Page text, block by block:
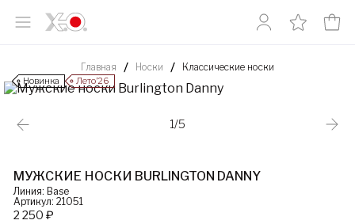
Главная Носки Классические носки
Новинка Лето’26
1/5
МУЖСКИЕ НОСКИ BURLINGTON DANNY
Линия: Base
Артикул: 21051
2 250 ₽